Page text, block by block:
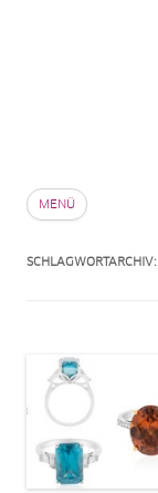
MENÜ
SCHLAGWORTARCHIV: